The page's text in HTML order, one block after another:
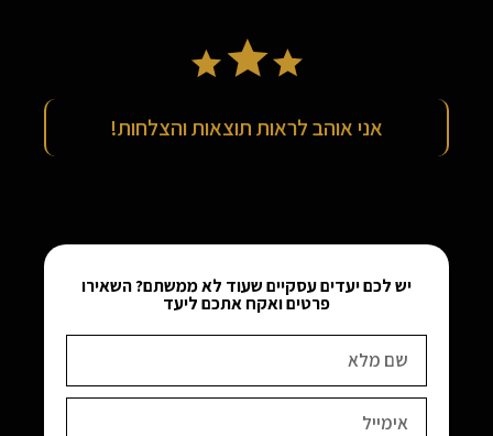
אני אוהב לראות תוצאות והצלחות!
יש לכם יעדים עסקיים שעוד לא ממשתם? השאירו
פרטים ואקח אתכם ליעד